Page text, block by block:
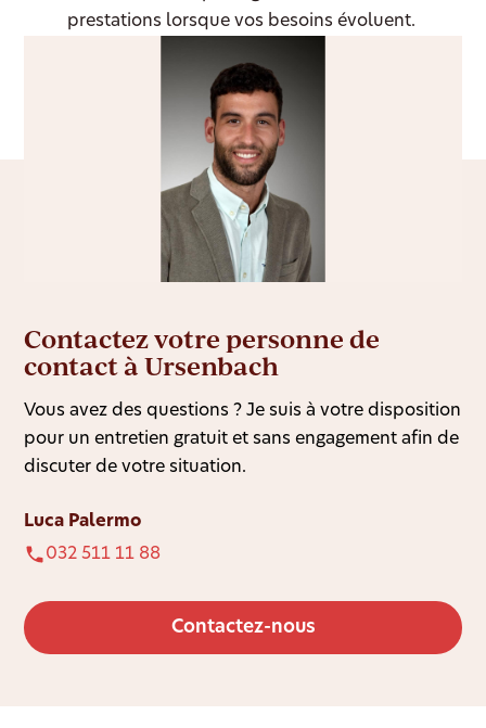
Contactez votre personne de
contact à Ursenbach
Vous avez des questions ? Je suis à votre disposition
pour un entretien gratuit et sans engagement afin de
discuter de votre situation.
Luca Palermo
032 511 11 88
Contactez-nous
prestations lorsque vos besoins évoluent.